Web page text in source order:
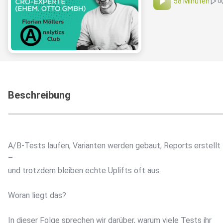
Beschreibung
A/B-Tests laufen, Varianten werden gebaut, Reports erstellt
–
und trotzdem bleiben echte Uplifts oft aus.
Woran liegt das?
In dieser Folge sprechen wir darüber, warum viele Tests ihr